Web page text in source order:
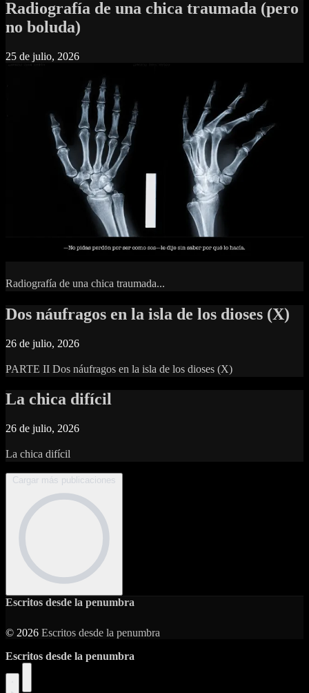
Radiografía de una chica traumada (pero
no boluda)
25 de julio, 2026
Radiografía de una chica traumada...
Dos náufragos en la isla de los dioses (X)
26 de julio, 2026
PARTE II Dos náufragos en la isla de los dioses (X)
La chica difícil
26 de julio, 2026
La chica difícil
Cargar más publicaciones
Escritos desde la penumbra
© 2026 Escritos desde la penumbra
Escritos desde la penumbra